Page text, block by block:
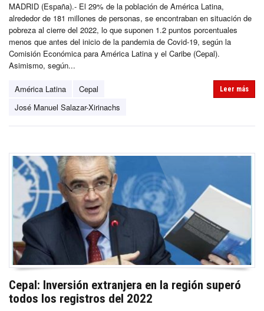
MADRID (España).- El 29% de la población de América Latina,
alrededor de 181 millones de personas, se encontraban en situación de
pobreza al cierre del 2022, lo que suponen 1.2 puntos porcentuales
menos que antes del inicio de la pandemia de Covid-19, según la
Comisión Económica para América Latina y el Caribe (Cepal).
Asimismo, según...
América Latina
Cepal
José Manuel Salazar-Xirinachs
Leer más
Cepal: Inversión extranjera en la región superó
todos los registros del 2022